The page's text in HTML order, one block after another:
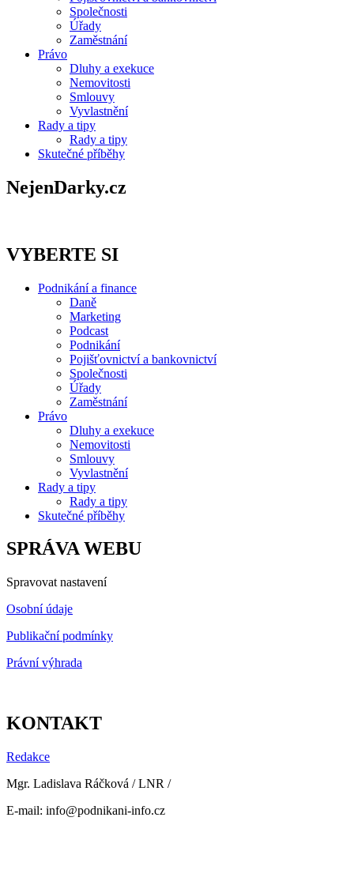
Společnosti
Úřady
Zaměstnání
Právo
Dluhy a exekuce
Nemovitosti
Smlouvy
Vyvlastnění
Rady a tipy
Rady a tipy
Skutečné příběhy
NejenDarky.cz
VYBERTE SI
Podnikání a finance
Daně
Marketing
Podcast
Podnikání
Pojišťovnictví a bankovnictví
Společnosti
Úřady
Zaměstnání
Právo
Dluhy a exekuce
Nemovitosti
Smlouvy
Vyvlastnění
Rady a tipy
Rady a tipy
Skutečné příběhy
SPRÁVA WEBU
Spravovat nastavení
Osobní údaje
Publikační podmínky
Právní výhrada
KONTAKT
Redakce
Mgr. Ladislava Ráčková / LNR /
E-mail: info@podnikani-info.cz